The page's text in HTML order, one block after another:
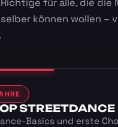
können wollen –
STREETDANCE
Basics und erste